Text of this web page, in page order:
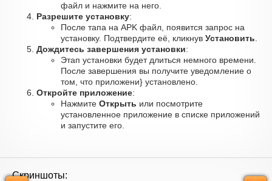
файл и нажмите на него.
Разрешите установку:
После тапа на APK файл, появится запрос на
установку. Подтвердите её, кликнув Установить
Дождитесь завершения установки:
Этап установки будет длиться немного времени.
После завершения вы получите уведомление о
том, что приложени} установлено.
Откройте приложение:
Нажмите Открыть или посмотрите
установленное приложение в списке приложений
и запустите его.
Скриншоты: